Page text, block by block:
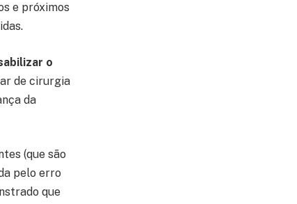
e próximos
o
de cirurgia
da
(que são
pelo erro
que